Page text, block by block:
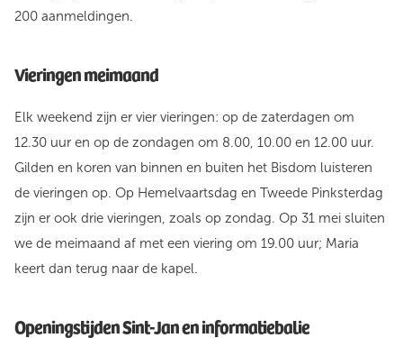
200 aanmeldingen.
Vieringen meimaand
Elk weekend zijn er vier vieringen: op de zaterdagen om
12.30 uur en op de zondagen om 8.00, 10.00 en 12.00 uur.
Gilden en koren van binnen en buiten het Bisdom luisteren
de vieringen op. Op Hemelvaartsdag en Tweede Pinksterdag
zijn er ook drie vieringen, zoals op zondag. Op 31 mei sluiten
we de meimaand af met een viering om 19.00 uur; Maria
keert dan terug naar de kapel.
Openingstijden Sint-Jan en informatiebalie